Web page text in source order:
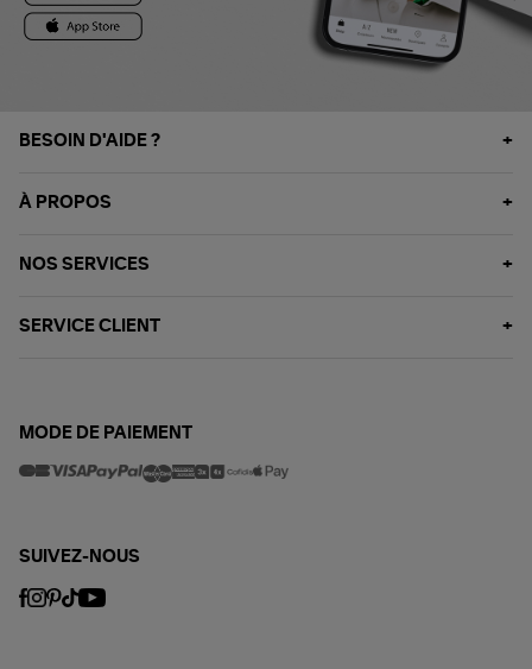
BESOIN D'AIDE ?
À PROPOS
NOS SERVICES
SERVICE CLIENT
MODE DE PAIEMENT
SUIVEZ-NOUS